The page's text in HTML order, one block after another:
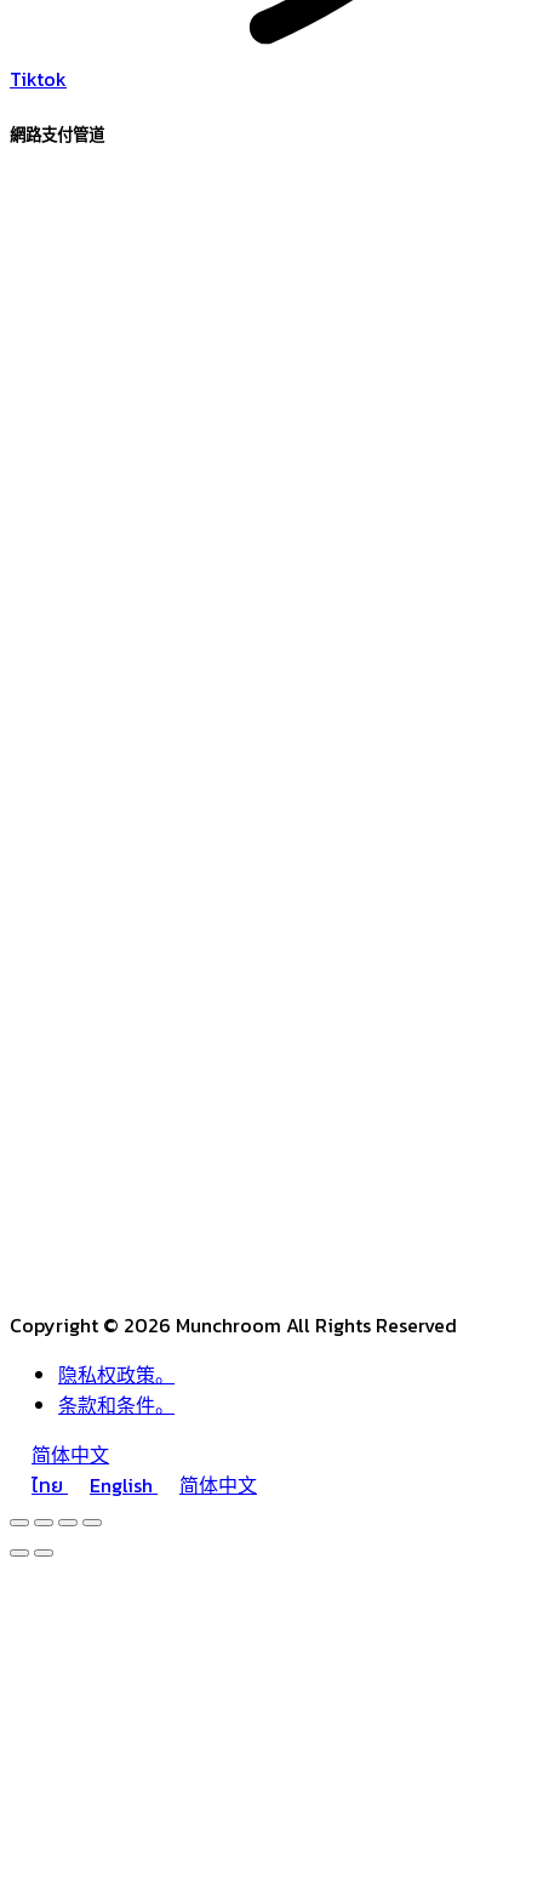
Tiktok
網路支付管道
Copyright © 2026 Munchroom All Rights Reserved
隐私权政策。
条款和条件。
简体中文
ไทย
English 简体中文